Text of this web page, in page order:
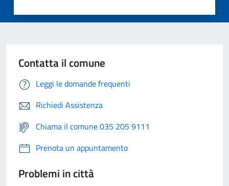
Contatta il comune
Leggi le domande frequenti
Richiedi Assistenza
Chiama il comune 035 205 9111
Prenota un appuntamento
Problemi in città